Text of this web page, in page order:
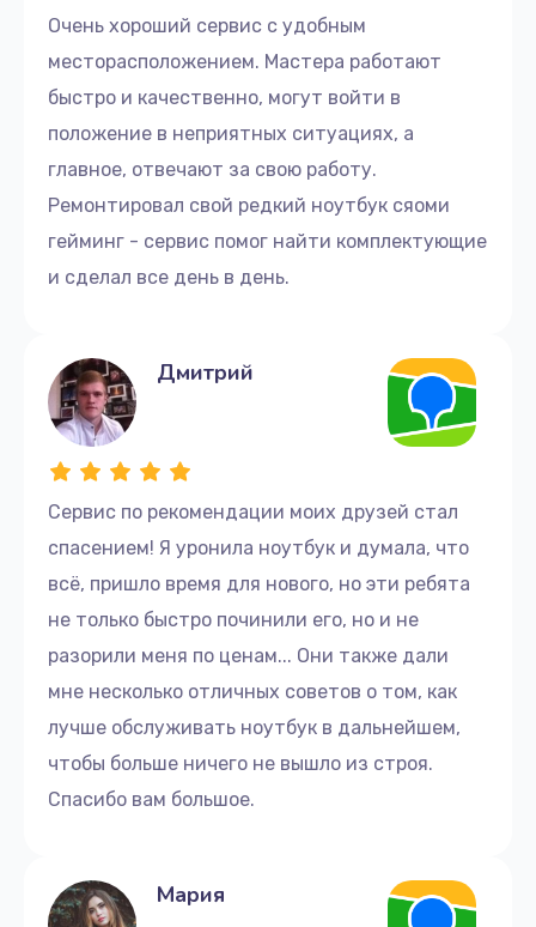
запчасти Ardor. Вы можете быть уверены в том,
уровне и не вызовет никаких проблем в
дальнейшем.
Сервис предлагает полную гарантию до 3-х лет на
возникшую после ремонта проблему бесплатно.
Действует акция на заказ ремонта через сайт. Вы
Итак, если у вас возникли проблемы с вашим
ноутбуком Ardor, отнесите его к нам, и пусть наши
опытные специалисты позаботятся о нем.
Позаботьтесь о своем ноутбуке.
Свяжитесь с нами и получите помощь.
Если вы заметили сбои в работе вашего
компьютера, не откладывайте ремонт, а как можно
скорее обратитесь к нам. Мы приведем ваш
компьютер в рабочее состояние.
телефону:+7 (499) 229-21-87 или приходите в
сервисный центр по адресу улица Серпуховский
Вал, 21к4
качественный ремонт ноутбука Ardor. Доверьтесь
нам и получите надежное обслуживание с
Очень хороший сервис с удобным
месторасположением. Мастера работают
быстро и качественно, могут войти в
положение в неприятных ситуациях, а
главное, отвечают за свою работу.
Ремонтировал свой редкий ноутбук сяоми
гейминг - сервис помог найти комплектующие
и сделал все день в день.
Сервис по рекомендации моих друзей стал
спасением! Я уронила ноутбук и думала, что
всё, пришло время для нового, но эти ребята
не только быстро починили его, но и не
разорили меня по ценам... Они также дали
мне несколько отличных советов о том, как
лучше обслуживать ноутбук в дальнейшем,
чтобы больше ничего не вышло из строя.
Спасибо вам большое.
Дмитрий
Мария